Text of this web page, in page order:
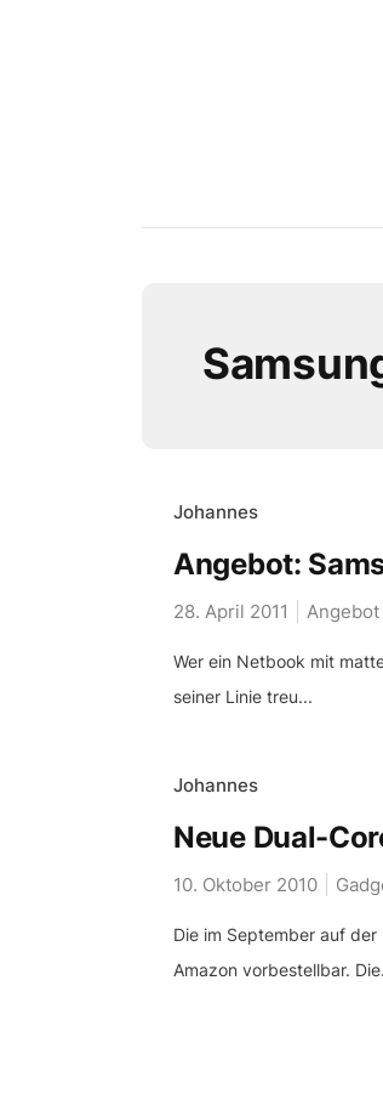
Johannes
Angebot:
28. April 2011 Angebot
Wer ein Netbook mit
seiner Linie treu...
Johannes
Neue Dual-
10. Oktober 2010
Die im September auf
Amazon vorbestellbar.